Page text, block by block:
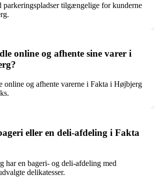
parkeringspladser tilgængelige for kunderne
online og afhente sine varer i
online og afhente varerne i Fakta i Højbjerg
eller en deli-afdeling i Fakta
har en bageri- og deli-afdeling med
delikatesser.